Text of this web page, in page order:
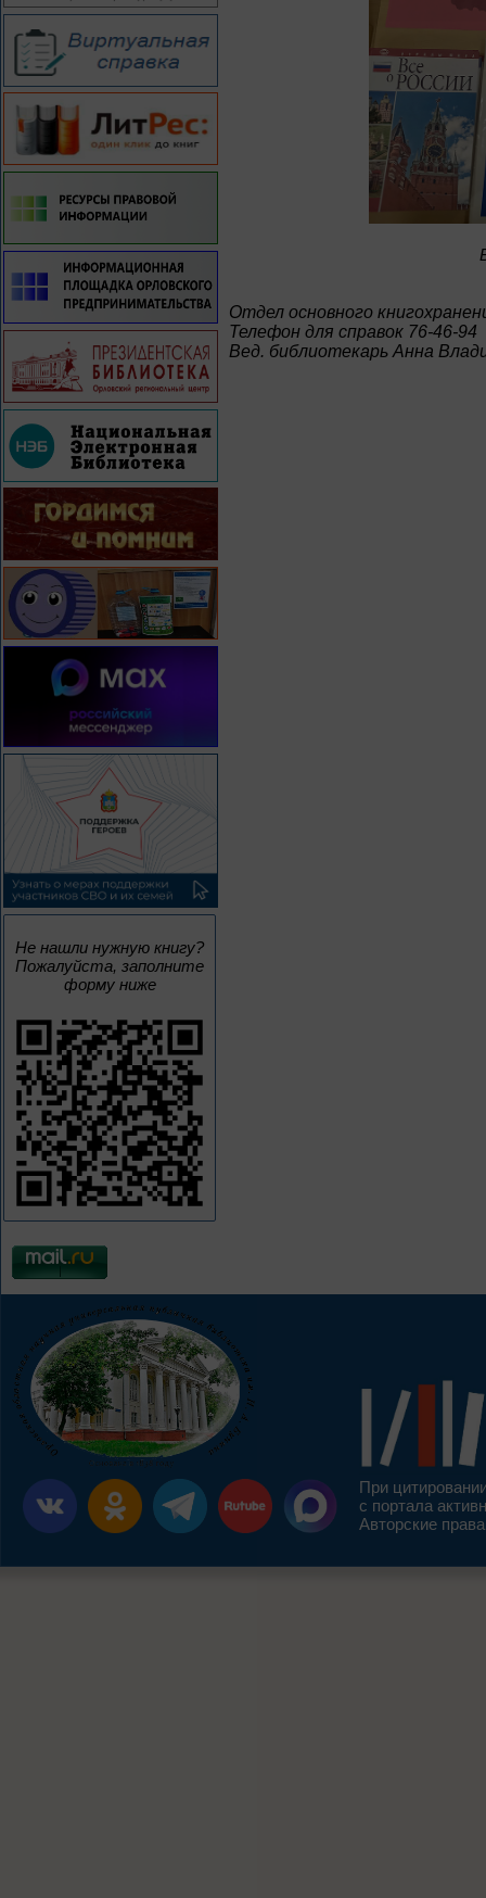
Не нашли нужную книгу?
Пожалуйста, заполните
форму ниже
Отдел основного
Телефон для справок 76-46-94
Вед. библиотекарь Анна
При
с портала
Авторские